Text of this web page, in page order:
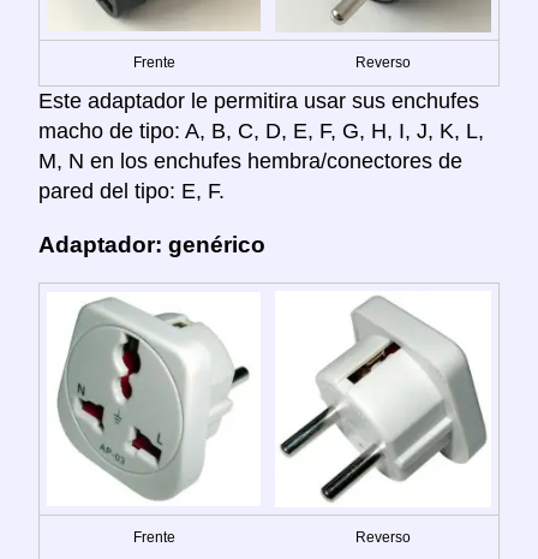
Frente Reverso
Este adaptador le permitira usar sus enchufes
macho de tipo: A, B, C, D, E, F, G, H, I, J, K, L,
M, N en los enchufes hembra/conectores de
pared del tipo: E, F.
Adaptador: genérico
Frente Reverso